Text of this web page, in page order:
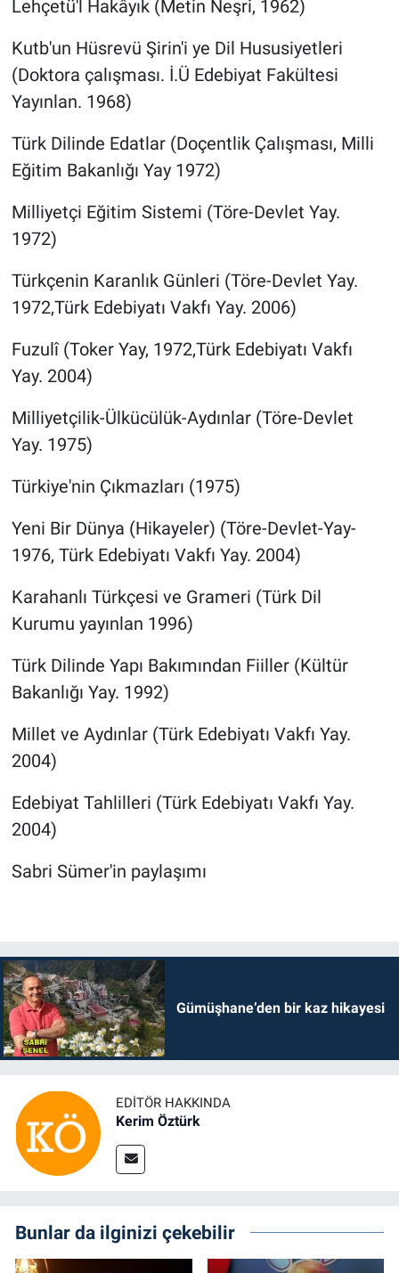
Lehçetü'l Hakâyık (Metin Neşri, 1962)
Kutb'un Hüsrevü Şirin'i ye Dil Hususiyetleri
(Doktora çalışması. İ.Ü Edebiyat Fakültesi
Yayınlan. 1968)
Türk Dilinde Edatlar (Doçentlik Çalışması, Milli
Eğitim Bakanlığı Yay 1972)
Milliyetçi Eğitim Sistemi (Töre-Devlet Yay.
1972)
Türkçenin Karanlık Günleri (Töre-Devlet Yay.
1972,Türk Edebiyatı Vakfı Yay. 2006)
Fuzulî (Toker Yay, 1972,Türk Edebiyatı Vakfı
Yay. 2004)
Milliyetçilik-Ülkücülük-Aydınlar (Töre-Devlet
Yay. 1975)
Türkiye'nin Çıkmazları (1975)
Yeni Bir Dünya (Hikayeler) (Töre-Devlet-Yay-
1976, Türk Edebiyatı Vakfı Yay. 2004)
Karahanlı Türkçesi ve Grameri (Türk Dil
Kurumu yayınlan 1996)
Türk Dilinde Yapı Bakımından Fiiller (Kültür
Bakanlığı Yay. 1992)
Millet ve Aydınlar (Türk Edebiyatı Vakfı Yay.
2004)
Edebiyat Tahlilleri (Türk Edebiyatı Vakfı Yay.
2004)
Sabri Sümer'in paylaşımı
Gümüşhane’den bir kaz hikayesi
EDITÖR HAKKINDA
Kerim Öztürk
Bunlar da ilginizi çekebilir